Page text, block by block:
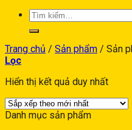
Trang chủ / Sản phẩm / Sản
Lọc
Hiển thị kết quả duy nhất
Danh mục sản phẩm